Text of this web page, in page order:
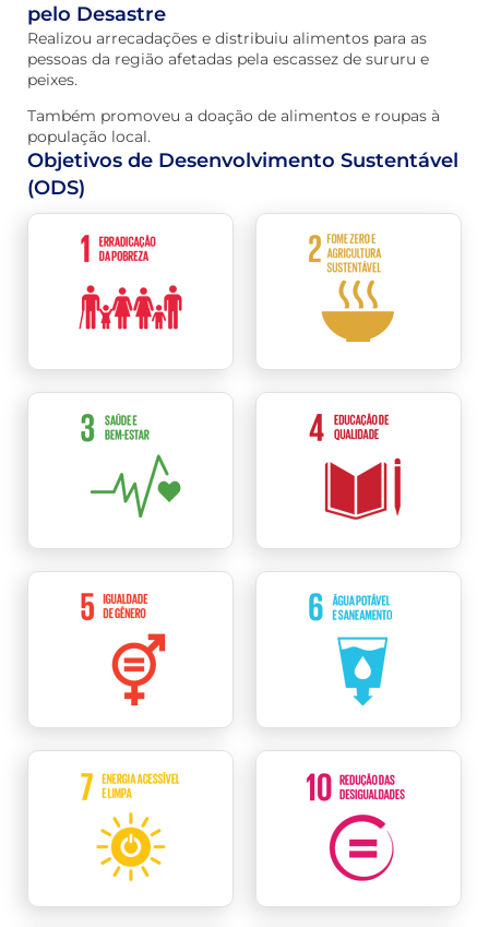
pelo Desastre
Realizou arrecadações e distribuiu alimentos para as
pessoas da região afetadas pela escassez de sururu e
peixes.
Também promoveu a doação de alimentos e roupas à
população local.
Objetivos de Desenvolvimento Sustentável
(ODS)